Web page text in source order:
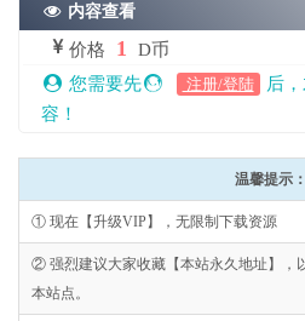
内容查看
价格 1
D币
您需要先
注册/登陆
后
容！
温馨提示：
① 现在【升级VIP】，无限制下载资源
② 强烈建议大家收藏【本站永久地址】，
本站点。